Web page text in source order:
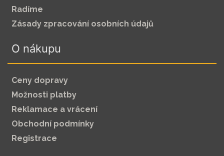
Radíme
Zásady zpracování osobních údajů
O nákupu
Ceny dopravy
Možnosti platby
Reklamace a vrácení
Obchodní podmínky
Registrace